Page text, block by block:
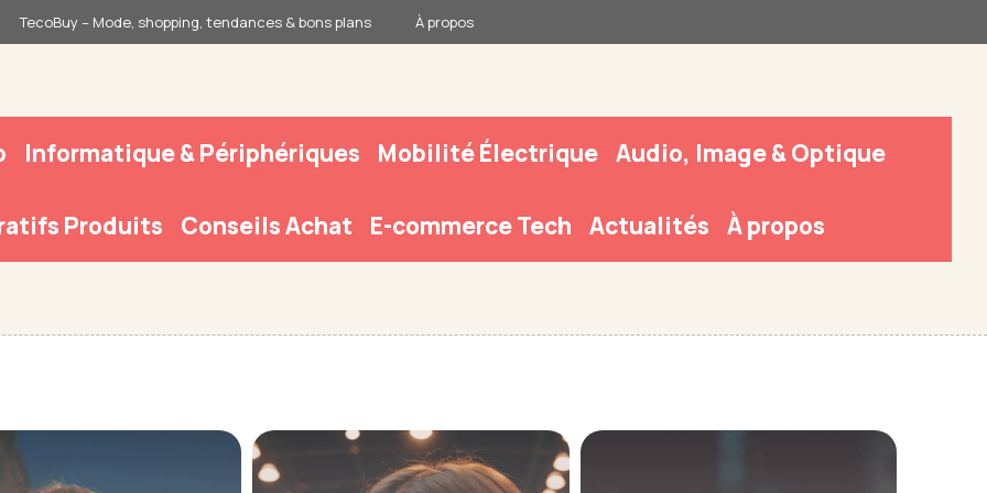
TecoBuy – Mode, shopping, tendances & bons plans À propos
Informatique & Périphériques Mobilité Électrique Audio, Image & Optique
Produits Conseils Achat E-commerce Tech Actualités À propos